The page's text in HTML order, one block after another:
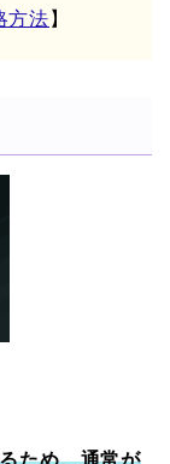
方法 】
ため、通常が